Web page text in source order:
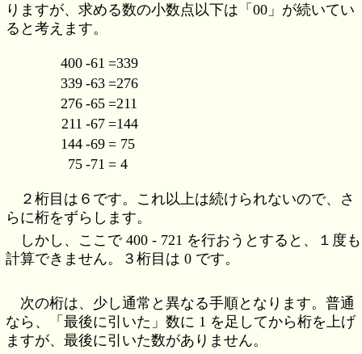
りますが、求める数の小数点以下は「00」が続いてい
ると考えます。
400 -61 =339
339 -63 =276
276 -65 =211
211 -67 =144
144 -69 = 75
75 -71 = 4
２桁目は６です。これ以上は続けられないので、さ
らに桁をずらします。
しかし、ここで 400 - 721 を行おうとすると、１度も
計算できません。３桁目は 0 です。
次の桁は、少し通常と異なる手順となります。普通
なら、「最後に引いた」数に 1 を足してから桁を上げ
ますが、最後に引いた数がありません。